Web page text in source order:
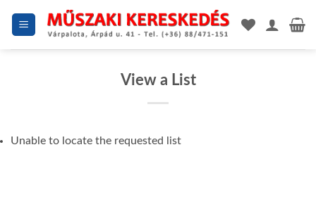
View a List
Unable to locate the requested list